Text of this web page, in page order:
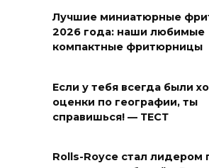
Лучшие миниатюрные
2026 года: наши любимые
компактные фритюрницы
Если у тебя всегда были
оценки по географии, ты
справишься! — ТЕСТ
Rolls-Royce стал лидером